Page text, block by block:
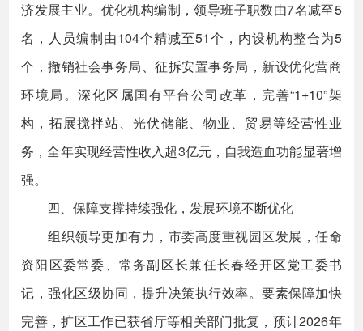
济发展主业。优化机构编制，领导班子职数由7名减至5
名，人员编制由104个精减至51个，内设机构整合为5
个，撤销社会事务局、征拆安置事务局，新设优化营商
环境局。深化区属国有平台公司改革，完善“1+10”架
构，拓展搅拌站、光伏储能、物业、贸易等经营性业
务，全年实现经营性收入超3亿元，自我造血功能显著增
强。
四、保障支撑持续强化，发展环境不断优化
组织领导更加有力，市委高度重视园区发展，任命
资阳区委常委、常务副区长兼任长春经开区党工委书
记，强化区级协同，提升决策执行效率。要素保障加快
完善，扩区工作已获省厅等相关部门批复，预计2026年